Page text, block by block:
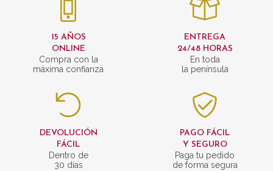
15 AÑOS
ONLINE
Compra con la
máxima confianza
ENTREGA
24/48 HORAS
En toda
la península
DEVOLUCIÓN
FÁCIL
Dentro de
30 días
PAGO FÁCIL
Y SEGURO
Paga tu pedido
de forma segura